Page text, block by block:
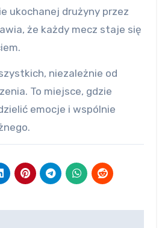
ukochanej drużyny przez
że każdy mecz staje się
niezależnie od
To miejsce, gdzie
emocje i wspólnie